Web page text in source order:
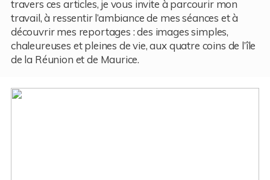
travers ces articles, je vous invite à parcourir mon
travail, à ressentir l’ambiance de mes séances et à
découvrir mes reportages : des images simples,
chaleureuses et pleines de vie, aux quatre coins de l’île
de la Réunion et de Maurice.